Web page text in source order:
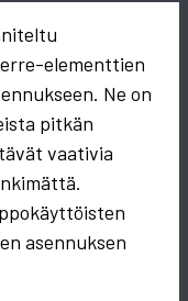
elementtien
Ne on
pitkän
vaativia
asennuksen